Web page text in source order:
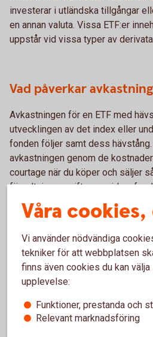
investerar i utländska tillgångar
en annan valuta. Vissa ETF:er
uppstår vid vissa typer av
Vad påverkar
Avkastningen för en ETF med
utvecklingen av det index eller
fonden följer samt dess
avkastningen genom de
courtage när du köper och säljer
förvaltningsavgift som vid en
För- och nackdelar
Fördelar
God flexibilitet med olika
dig bäst.
Våra
Vi använder nödvändiga
tekniker för att webbplatsen
finns även cookies du kan
upplevelse:
Funktioner, prestanda och
Relevant marknadsföring